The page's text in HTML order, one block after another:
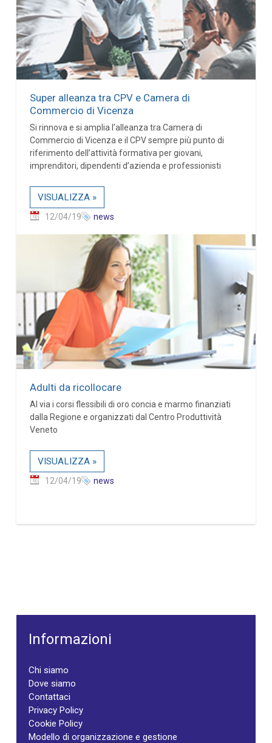
Super alleanza tra CPV e Camera di
Commercio di Vicenza
Si rinnova e si amplia l’alleanza tra Camera di
Commercio di Vicenza e il CPV sempre più punto di
riferimento dell’attività formativa per giovani,
imprenditori, dipendenti d’azienda e professionisti
VISUALIZZA »
12/04/19 news
Adulti da ricollocare
Al via i corsi flessibili di oro concia e marmo finanziati
dalla Regione e organizzati dal Centro Produttività
Veneto
VISUALIZZA »
12/04/19 news
Informazioni
Chi siamo
Dove siamo
Contattaci
Privacy Policy
Cookie Policy
Modello di organizzazione e gestione